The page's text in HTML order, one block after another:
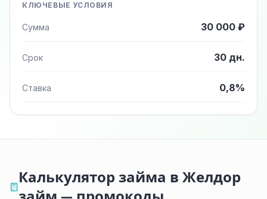
КЛЮЧЕВЫЕ УСЛОВИЯ
Сумма 30 000 ₽
Срок 30 дн.
Ставка 0,8%
Калькулятор займа в Желдор